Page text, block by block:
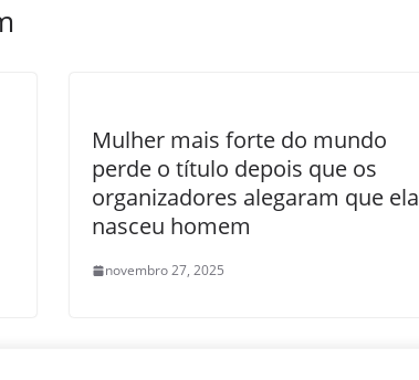
Mulher mais forte do mundo
perde o título depois que os
organizadores alegaram que ela
nasceu homem
novembro 27, 2025